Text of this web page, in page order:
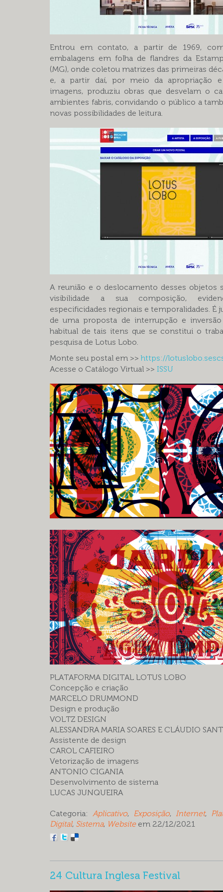
Entrou em contato, a partir de 1969,
embalagens em folha de flandres da
(MG), onde coletou matrizes das primeiras
e, a partir daí, por meio da apropriação e
imagens, produziu obras que desvelam o
ambientes fabris, convidando o público a
novas possibilidades de leitura.
A reunião e o deslocamento desses objetos
visibilidade a sua composição,
especificidades regionais e temporalidades. É
de uma proposta de interrupção e
habitual de tais itens que se constitui o
pesquisa de Lotus Lobo.
Monte seu postal em >>https://
Acesse o Catálogo Virtual >> ISSU
PLATAFORMA DIGITAL LOTUS LOBO
Concepção e criação
MARCELO DRUMMOND
Design e produção
VOLTZ DESIGN
ALESSANDRA MARIA SOARES E CLÁUDIO
Assistente de design
CAROL CAFIEIRO
Vetorização de imagens
ANTONIO CIGANIA
Desenvolvimento de sistema
LUCAS JUNQUEIRA
Categoria: Aplicativo, Exposição, Internet,
Digital, Sistema, Websiteem 22/12/2021
24 Cultura Inglesa Festival